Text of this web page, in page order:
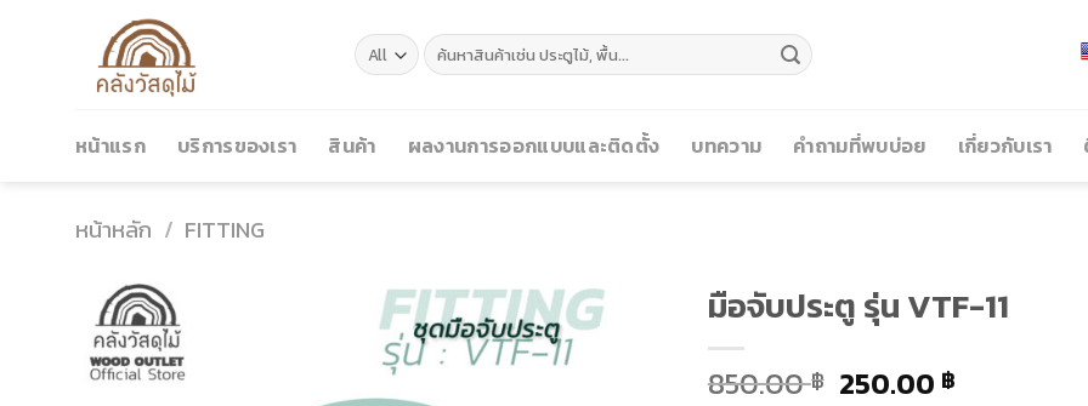
ค้นหา:
หน้าแรก บริการของเรา สินค้า ผลงานการออกแบบและติดตั้ง บทความ คำถามที่พบบ่อย เกี่ยวกับเรา
หน้าหลัก / FITTING
มือจับประตู รุ่น VTF-11
850.00฿ 250.00 ฿